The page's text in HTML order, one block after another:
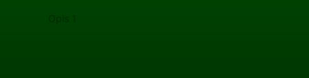
Opis 1